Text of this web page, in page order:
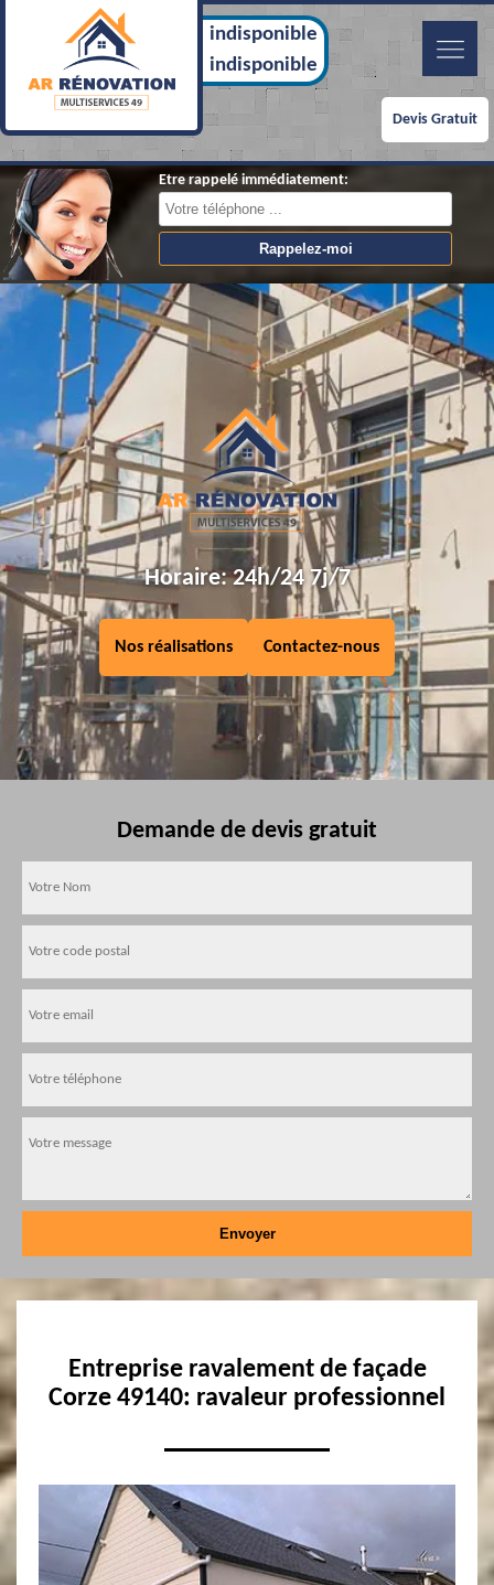
indisponible
indisponible
Devis Gratuit
Etre rappelé immédiatement:
Horaire: 24h/24 7j/7
Nos réalisations Contactez-nous
Demande de devis gratuit
Entreprise ravalement de façade
Corze 49140: ravaleur professionnel